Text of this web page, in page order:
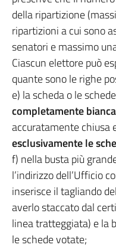
della ripartizione
ripartizioni a cui sono
senatori e massimo
Ciascun elettore può
quante sono le righe
e) la scheda o le
completamente bianca
accuratamente chiusa
esclusivamente le
f) nella busta più
l’indirizzo dell’Ufficio
inserisce il tagliando
averlo staccato dal
linea tratteggiata) e la
le schede votate;